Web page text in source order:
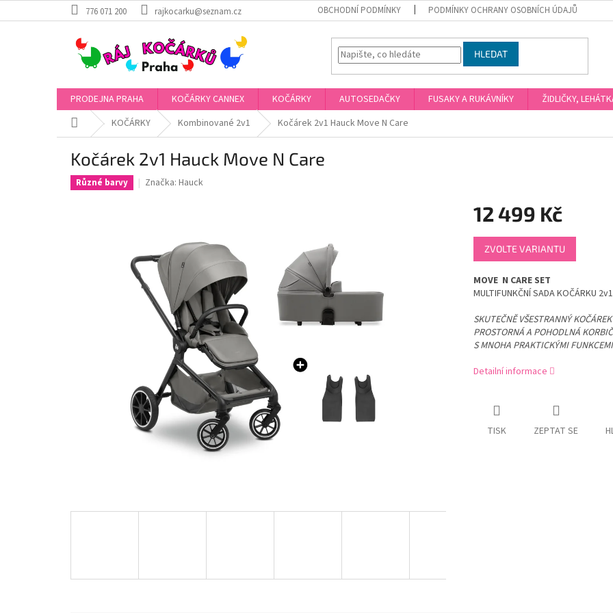
na
776 071 200 rajkocarku@seznam.cz OBCHODNÍ PODMÍNKY PODMÍNKY OCHRANY OSOBNÍCH ÚDAJŮ
HLEDAT
PRODEJNA PRAHA KOČÁRKY CANNEX KOČÁRKY AUTOSEDAČKY FUSAKY A RUKÁVNÍKY ŽIDLIČKY,
Domů KOČÁRKY Kombinované 2v1 Kočárek 2v1 Hauck Move N Care
Kočárek 2v1 Hauck Move N Care
Různé barvy Značka: Hauck
12 499 Kč
Měrná
cena:
ZVOLTE VARIANTU
MOVE N CARE SET
MULTIFUNKČNÍ SADA KOČÁRKU 2v1
SKUTEČNĚ VŠESTRANNÝ
PROSTORNÁ A POHODLNÁ
S MNOHA PRAKTICKÝMI FUNKCEMI
Detailní informace
TISK ZEPTAT SE